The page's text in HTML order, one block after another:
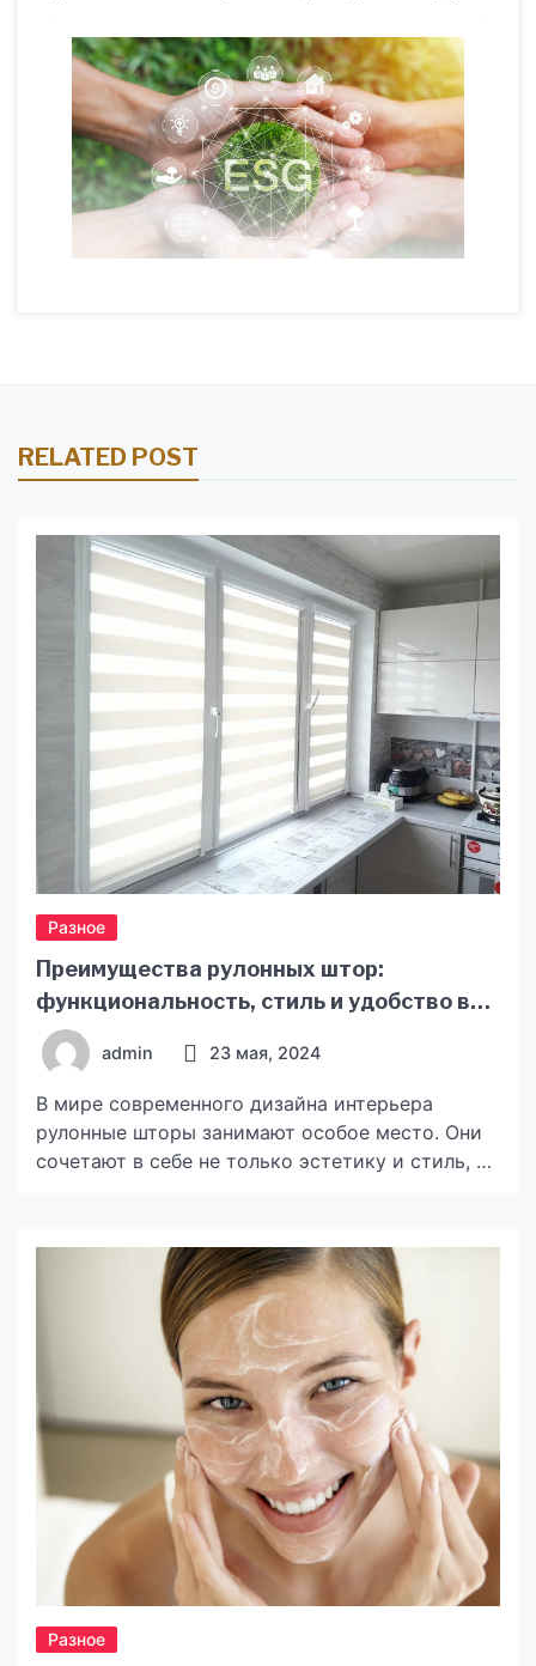
RELATED POST
Разное
Преимущества рулонных штор:
функциональность, стиль и удобство в
использовании
admin 23 мая, 2024
В мире современного дизайна интерьера
рулонные шторы занимают особое место. Они
сочетают в себе не только эстетику и стиль, но
помещения. Давайте рассмотрим
преимущества рулонных штор более подробно.
Функциональность. Рулонные шторы
предоставляют широкий спектр функций,
которые делают их идеальным выбором для
любого помещения. Они могут служить […]
Разное